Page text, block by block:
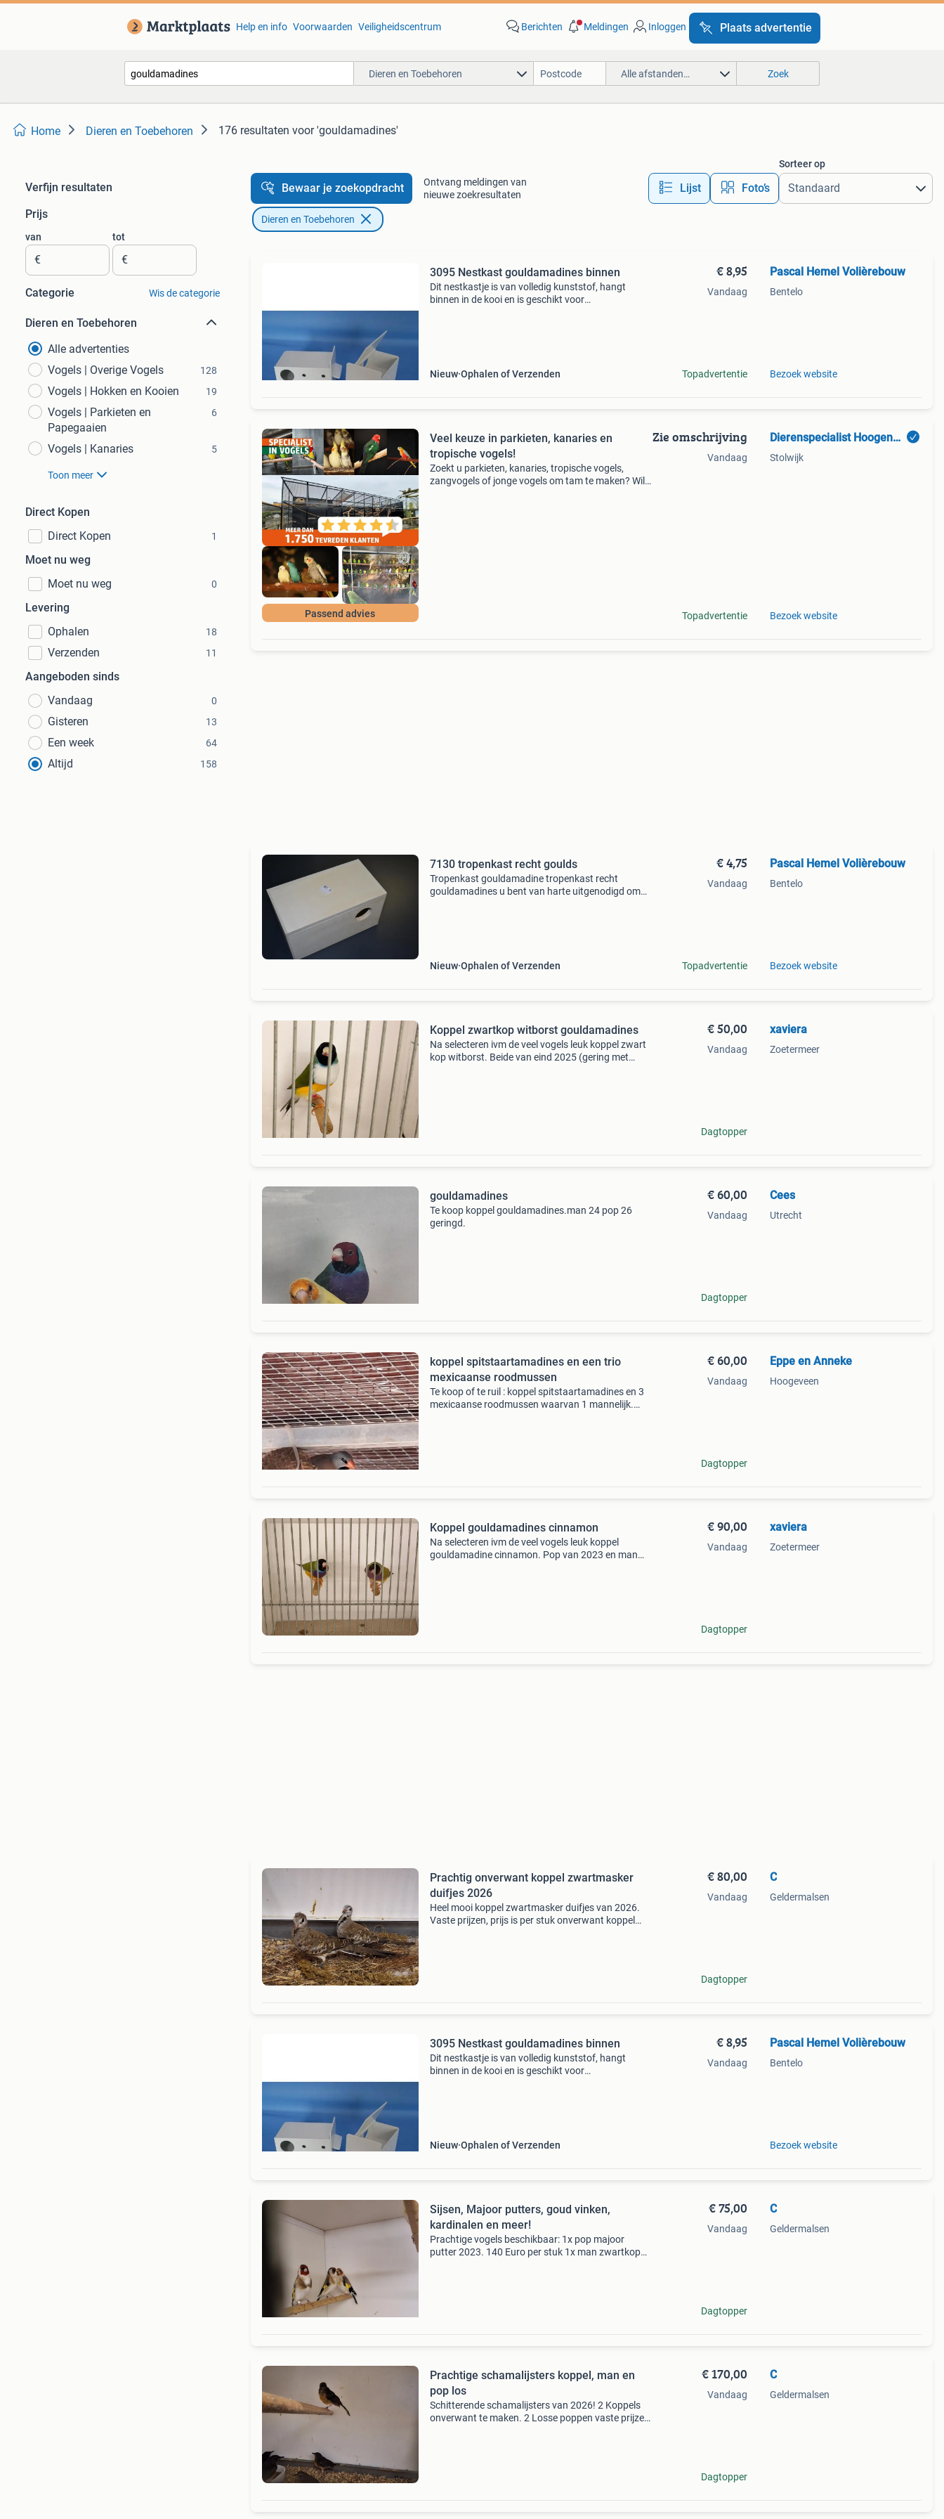
Help en info Voorwaarden Veiligheidscentrum Berichten Meldingen Inloggen Plaats advertentie
Dieren en Toebehoren Alle afstanden… Zoek
Home Dieren en Toebehoren 176 resultaten voor 'gouldamadines'
Verfijn resultaten
Prijs
van
€
tot
€
Categorie Wis de categorie
Dieren en Toebehoren
Alle advertenties
Vogels | Overige Vogels
128
Vogels | Hokken en Kooien 19
Vogels | Parkieten en
Papegaaien
6
Vogels | Kanaries 5
Toon meer
Direct Kopen
Direct Kopen
1
Moet nu weg
Moet nu weg
0
Levering
Ophalen
18
Verzenden 11
Aangeboden sinds
Vandaag
0
Gisteren 13
Een week 64
Altijd 158
Bewaar je zoekopdracht
Ontvang meldingen van
nieuwe zoekresultaten
Lijst Foto’s
Sorteer op
Dieren en Toebehoren
3095 Nestkast gouldamadines binnen
Dit nestkastje is van volledig kunststof, hangt
binnen in de kooi en is geschikt voor
Nieuw Ophalen of Verzenden
€ 8,95
Vandaag
Topadvertentie
Pascal Hemel Volièrebouw
Bentelo
Bezoek website
Passend advies
Veel keuze in parkieten, kanaries en
tropische vogels!
Zoekt u parkieten, kanaries, tropische vogels,
zangvogels of jonge vogels om tam te maken? Wilt
Zie omschrijving
Vandaag
Topadvertentie
Dierenspecialist Hoogendoorn
Stolwijk
Bezoek website
7130 tropenkast recht goulds
Tropenkast gouldamadine tropenkast recht
gouldamadines u bent van harte uitgenodigd om
Nieuw Ophalen of Verzenden
€ 4,75
Vandaag
Topadvertentie
Pascal Hemel Volièrebouw
Bentelo
Bezoek website
Koppel zwartkop witborst gouldamadines
Na selecteren ivm de veel vogels leuk koppel zwart
kop witborst. Beide van eind 2025 (gering met
€ 50,00
Vandaag
Dagtopper
xaviera
Zoetermeer
gouldamadines
Te koop koppel gouldamadines.man 24 pop 26
geringd.
€ 60,00
Vandaag
Dagtopper
Cees
Utrecht
koppel spitstaartamadines en een trio
mexicaanse roodmussen
Te koop of te ruil : koppel spitstaartamadines en 3
mexicaanse roodmussen waarvan 1 mannelijk.
€ 60,00
Vandaag
Dagtopper
Eppe en Anneke
Hoogeveen
Koppel gouldamadines cinnamon
Na selecteren ivm de veel vogels leuk koppel
gouldamadine cinnamon. Pop van 2023 en man
€ 90,00
Vandaag
Dagtopper
xaviera
Zoetermeer
Prachtig onverwant koppel zwartmasker
duifjes 2026
Heel mooi koppel zwartmasker duifjes van 2026.
Vaste prijzen, prijs is per stuk onverwant koppel
€ 80,00
Vandaag
Dagtopper
C
Geldermalsen
3095 Nestkast gouldamadines binnen
Dit nestkastje is van volledig kunststof, hangt
binnen in de kooi en is geschikt voor
Nieuw Ophalen of Verzenden
€ 8,95
Vandaag
Pascal Hemel Volièrebouw
Bentelo
Bezoek website
Sijsen, Majoor putters, goud vinken,
kardinalen en meer!
Prachtige vogels beschikbaar: 1x pop majoor
putter 2023. 140 Euro per stuk 1x man zwartkop
€ 75,00
Vandaag
Dagtopper
C
Geldermalsen
Prachtige schamalijsters koppel, man en
pop los
Schitterende schamalijsters van 2026! 2 Koppels
onverwant te maken. 2 Losse poppen vaste prijzen,
€ 170,00
Vandaag
Dagtopper
C
Geldermalsen